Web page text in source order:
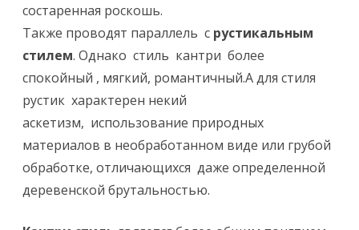
состаренная роскошь.
Также проводят параллель с рустикальным
стилем. Однако стиль кантри более
спокойный , мягкий, романтичный.А для стиля
рустик характерен некий
аскетизм, использование природных
материалов в необработанном виде или грубой
обработке, отличающихся даже определенной
деревенской брутальностью.